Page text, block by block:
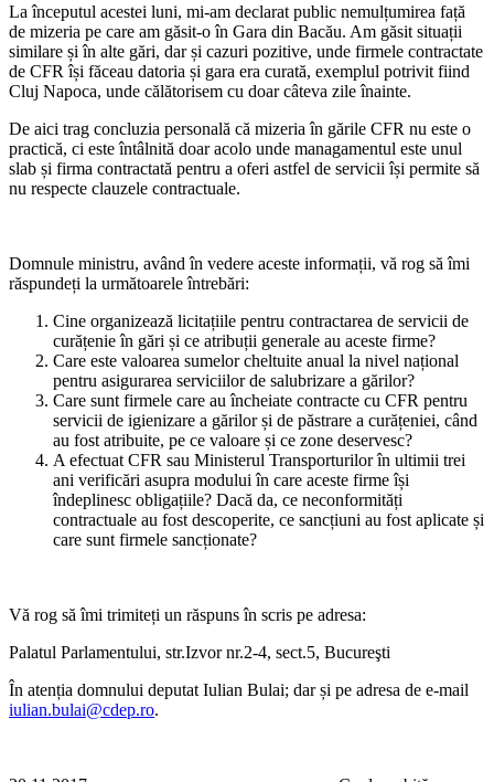
La începutul acestei luni, mi-am declarat public nemulțumirea față
de mizeria pe care am găsit-o în Gara din Bacău. Am găsit situații
similare și în alte gări, dar și cazuri pozitive, unde firmele contractate
de CFR își făceau datoria și gara era curată, exemplul potrivit fiind
Cluj Napoca, unde călătorisem cu doar câteva zile înainte.
De aici trag concluzia personală că mizeria în gările CFR nu este o
practică, ci este întâlnită doar acolo unde managamentul este unul
slab și firma contractată pentru a oferi astfel de servicii își permite să
nu respecte clauzele contractuale.
Domnule ministru, având în vedere aceste informații, vă rog să îmi
răspundeți la următoarele întrebări:
Cine organizează licitațiile pentru contractarea de servicii de
curățenie în gări și ce atribuții generale au aceste firme?
Care este valoarea sumelor cheltuite anual la nivel național
pentru asigurarea serviciilor de salubrizare a gărilor?
Care sunt firmele care au încheiate contracte cu CFR pentru
servicii de igienizare a gărilor și de păstrare a curățeniei, când
au fost atribuite, pe ce valoare și ce zone deservesc?
A efectuat CFR sau Ministerul Transporturilor în ultimii trei
ani verificări asupra modului în care aceste firme își
îndeplinesc obligațiile? Dacă da, ce neconformități
contractuale au fost descoperite, ce sancțiuni au fost aplicate și
care sunt firmele sancționate?
Vă rog să îmi trimiteți un răspuns în scris pe adresa:
Palatul Parlamentului, str.Izvor nr.2-4, sect.5, Bucureşti
În atenția domnului deputat Iulian Bulai; dar și pe adresa de e-mail
iulian.bulai@cdep.ro.